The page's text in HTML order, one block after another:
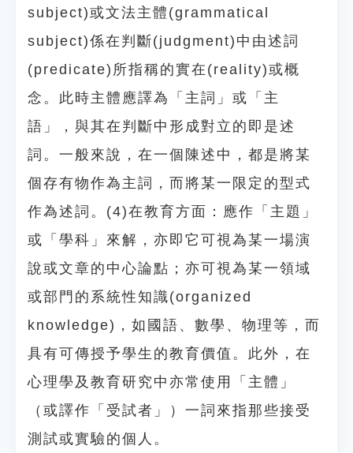
subject)或文法主體(grammatical
subject)係在判斷(judgment)中由述詞
(predicate)所指稱的實在(reality)或概
念。此時主體應譯為「主詞」或「主
語」，與其在判斷中形成對立的即是述
詞。一般來說，在一個陳述中，都是將某
個存有物作為主詞，而將某一限定的型式
作為述詞。(4)在教育方面：應作「主題」
或「學科」來解，亦即它可視為某一場演
說或文章的中心論點；亦可視為某一領域
或部門的系統性知識(organized
knowledge)，如國語、數學、物理等，而
具有可傳授予學生的教育價值。此外，在
心理學及教育研究中亦常使用「主體」
（或譯作「受試者」）一詞來指那些接受
測試或實驗的個人。